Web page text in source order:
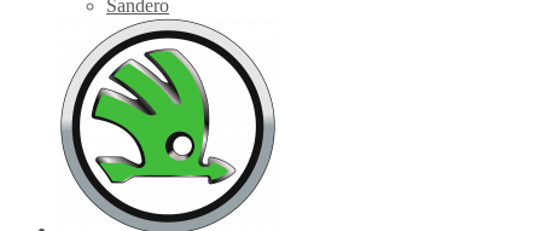
Sandero